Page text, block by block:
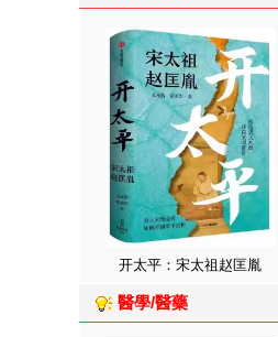
开太平：宋太祖赵匡胤
醫學/醫藥